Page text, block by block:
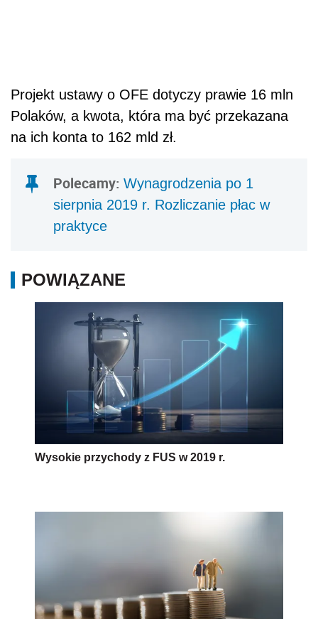
Projekt ustawy o OFE dotyczy prawie 16 mln
Polaków, a kwota, która ma być przekazana
na ich konta to 162 mld zł.
Polecamy: Wynagrodzenia po 1
sierpnia 2019 r. Rozliczanie płac w
praktyce
POWIĄZANE
Wysokie przychody z FUS w 2019 r.